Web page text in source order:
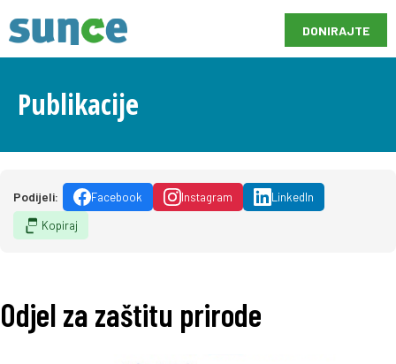
DONIRAJTE
Publikacije
Podijeli: Facebook Instagram
LinkedIn
Kopiraj
Odjel za zaštitu prirode